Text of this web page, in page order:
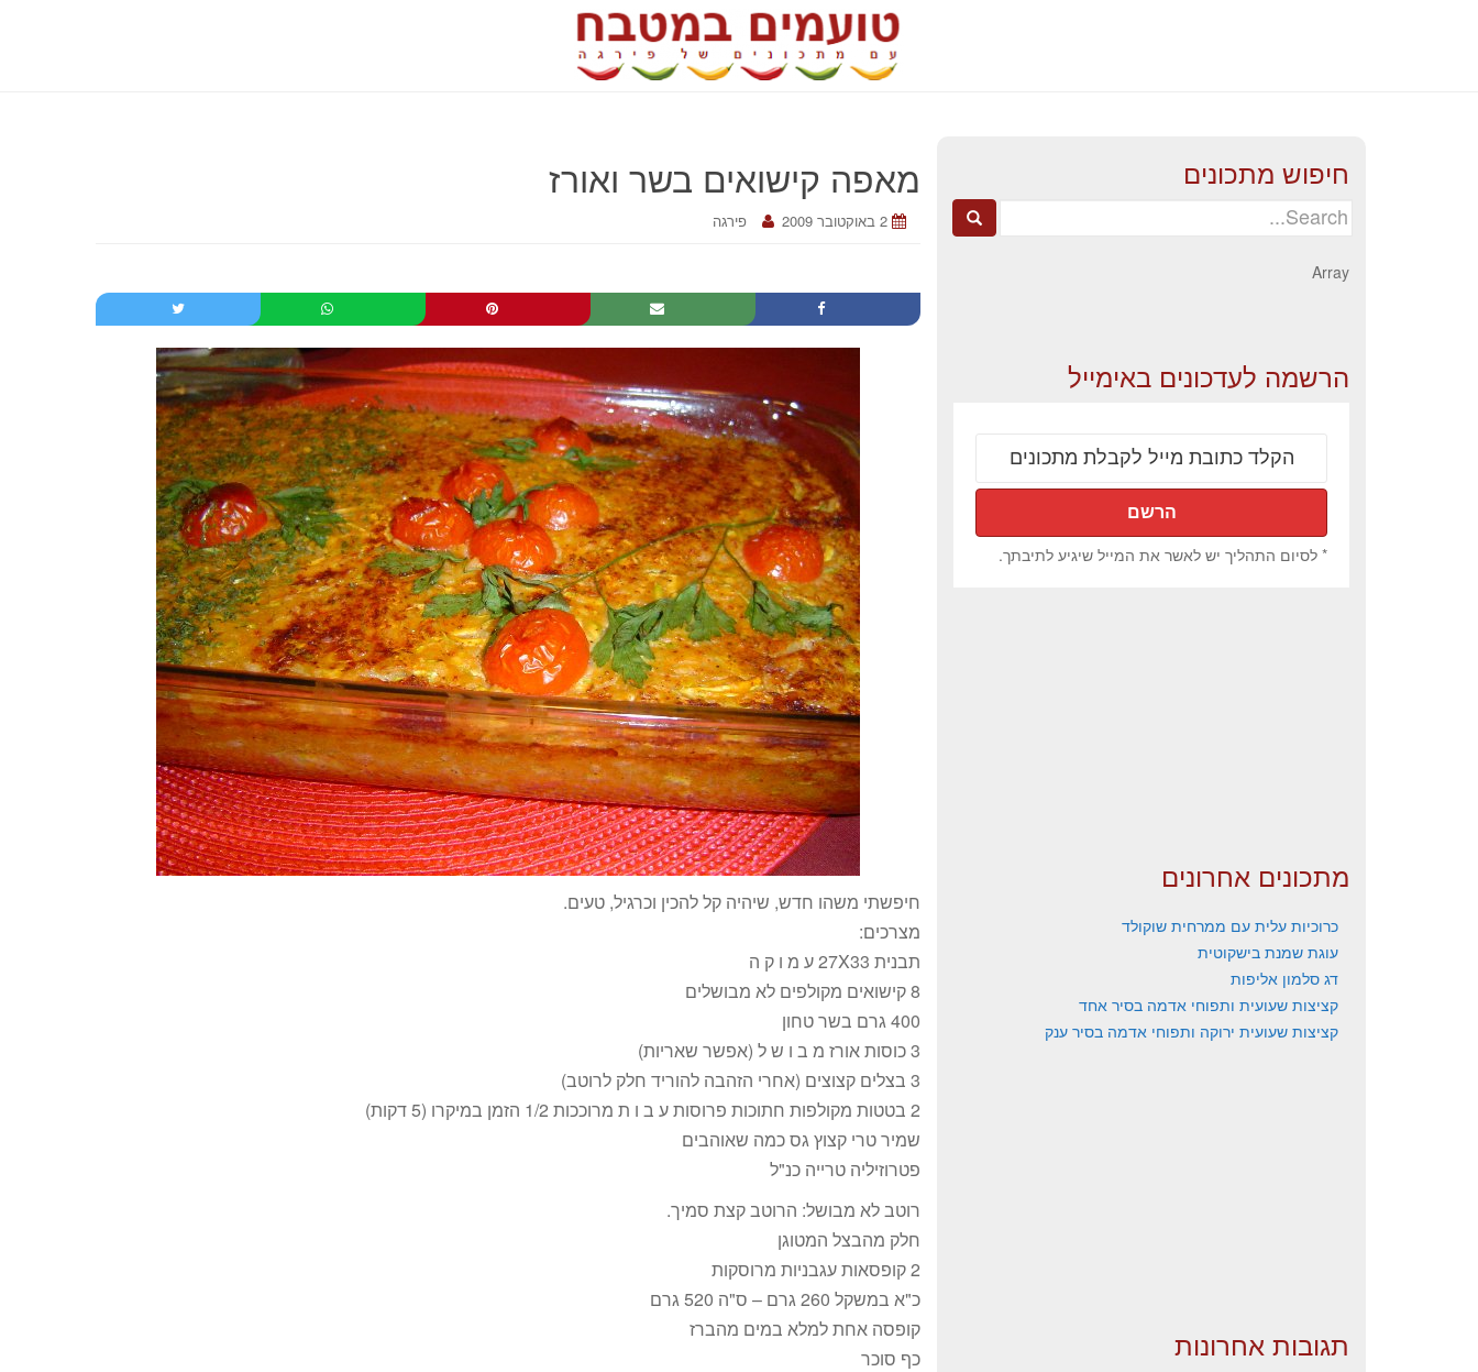
מאפה קישואים בשר ואורז
2 באוקטובר 2009 פירגה
חיפשתי משהו חדש, שיהיה קל להכין וכרגיל, טעים.
מצרכים:
תבנית 27X33 ע מ ו ק ה
8 קישואים מקולפים לא מבושלים
400 גרם בשר טחון
3 כוסות אורז מ ב ו ש ל (אפשר שאריות)
3 בצלים קצוצים (אחרי הזהבה להוריד חלק לרוטב)
2 בטטות מקולפות חתוכות פרוסות ע ב ו ת מרוככות 1/2 הזמן במיקרו (5 דקות)
שמיר טרי קצוץ גס כמה שאוהבים
פטרוזיליה טרייה כנ"ל
רוטב לא מבושל: הרוטב קצת סמיך.
חלק מהבצל המטוגן
2 קופסאות עגבניות מרוסקות
כ"א במשקל 260 גרם – ס"ה 520 גרם
קופסה אחת למלא במים מהברז
כף סוכר
חיפוש מתכונים
Search
Array
הרשמה לעדכונים באימייל
* לסיום התהליך יש לאשר את המייל שיגיע לתיבתך.
מתכונים אחרונים
כרוכיות עלית עם ממרחית שוקולד
עוגת שמנת בישקוטית
דג סלמון אליפות
קציצות שעועית ותפוחי אדמה בסיר אחד
קציצות שעועית ירוקה ותפוחי אדמה בסיר ענק
תגובות אחרונות